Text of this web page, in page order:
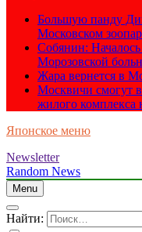
Большую панду
Московском
Собянин:
Морозовской
Жара вернется в
Москвичи смогут
жилого комплекса
Японское меню
Newsletter
Random News
Menu
Найти: